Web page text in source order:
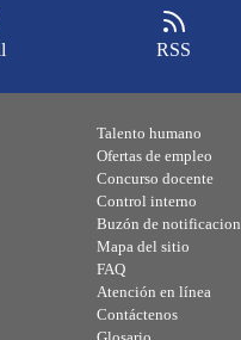
RSS
Talento humano
Ofertas de empleo
Concurso docente
Control interno
Buzón de
Mapa del sitio
FAQ
Atención en línea
Contáctenos